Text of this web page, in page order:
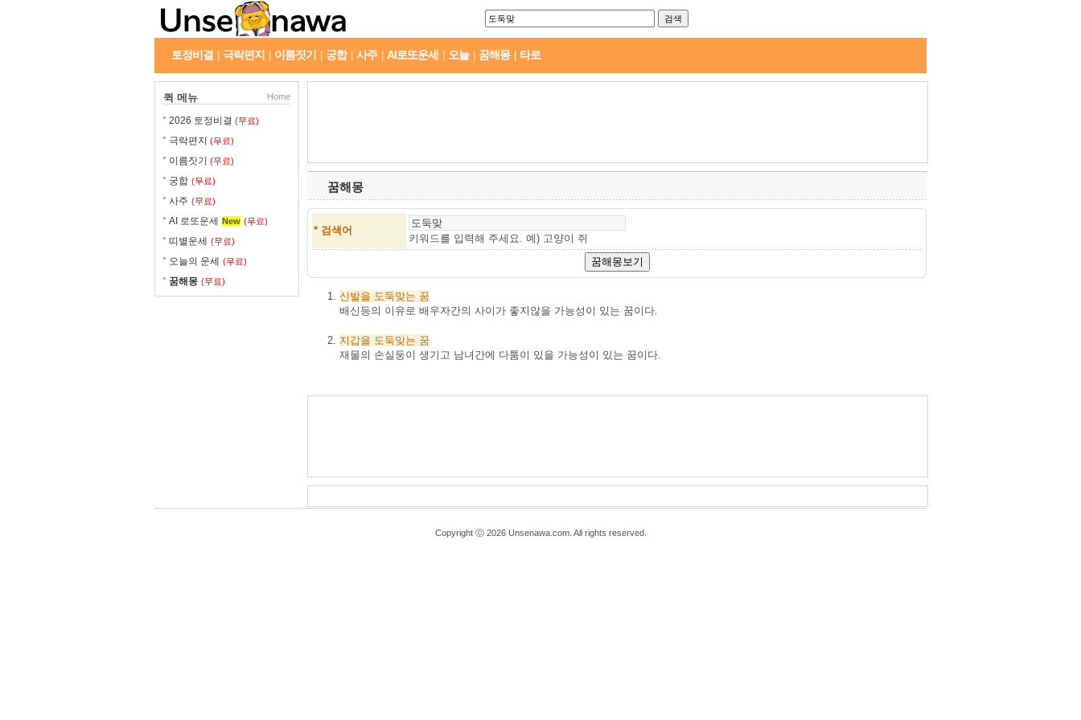
토정비결 극락편지 이름짓기 궁합 사주 AI로또운세 오늘 꿈해몽 타로
퀵 메뉴 Home
2026 토정비결 (무료)
극락편지 (무료)
이름짓기 (무료)
궁합 (무료)
사주 (무료)
AI 로또운세 New (무료)
띠별운세 (무료)
오늘의 운세 (무료)
꿈해몽 (무료)
꿈해몽
* 검색어
키워드를 입력해 주세요. 예) 고양이 쥐
신발을 도둑맞는 꿈
배신등의 이유로 배우자간의 사이가 좋지않을 가능성이 있는 꿈이다.
지갑을 도둑맞는 꿈
재물의 손실둥이 생기고 남녀간에 다툼이 있을 가능성이 있는 꿈이다.
Copyright ⓒ 2026 Unsenawa.com. All rights reserved.